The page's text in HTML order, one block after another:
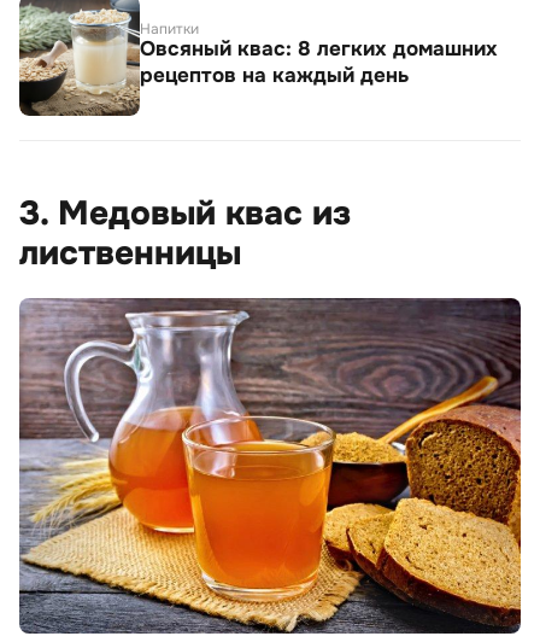
Напитки
Овсяный квас: 8 легких домашних
рецептов на каждый день
3. Медовый квас из
лиственницы